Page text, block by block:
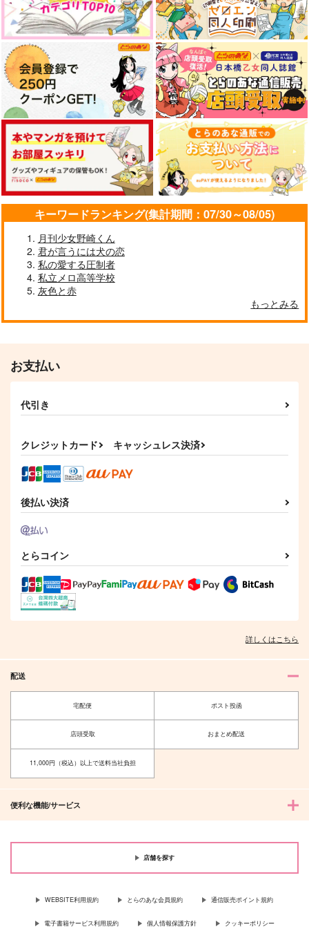
散花光引
くらげランド
822円（税込）
煉獄杏寿郎
サンプル
作品詳細
すくすく！
すくすくひよこくら
ぶ
629円（税込）
煉獄杏寿郎×竈門炭治郎
サンプル
ハシラヘラコウモリ
いがぐり部品
1,257円（税込）
煉獄杏寿郎×冨岡義勇
サンプル
みそ漬け
2,357
煉獄杏寿郎×竈門炭治郎
サンプル
作品詳細
1224
715円
サンプル
nmtk
サンプル
彼は誰時の世界へ
junk
1,572 円
サンプル
あなたに近づく 満た
nmtk
1,210
キーワードランキング(集計期間：07/30～08/05)
月刊少女野崎くん
君が言うには犬の恋
私の愛する圧制者
私立メロ高等学校
灰色と赤
もっとみる
お支払い
代引き
クレジットカード キャッシュレス決済
後払い決済
とらコイン
詳しくはこちら
配送
宅配便 ポスト投函
店頭受取 おまとめ配送
11,000円（税込）以上で送料当社負担
便利な機能/サービス
店舗を探す
WEBSITE利用規約 とらのあな会員規約 通信販売ポイント規約
電子書籍サービス利用規約 個人情報保護方針 クッキーポリシー